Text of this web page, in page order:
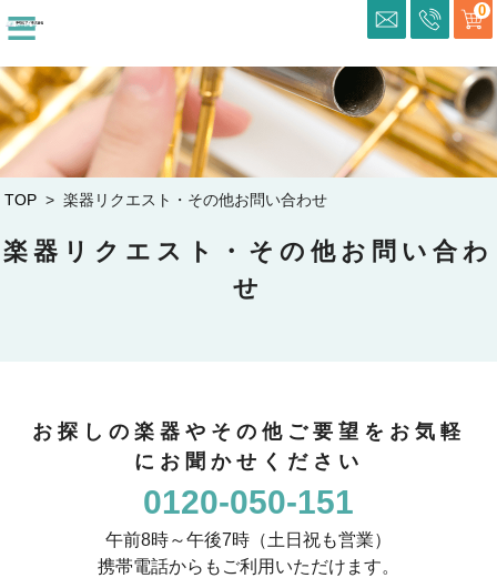
0
≡
TOP > 楽器リクエスト・その他お問い合わせ
楽器リクエスト・その他お問い合わ
せ
お探しの楽器やその他ご要望をお気軽
にお聞かせください
0120-050-151
午前8時～午後7時（土日祝も営業）
携帯電話からもご利用いただけます。